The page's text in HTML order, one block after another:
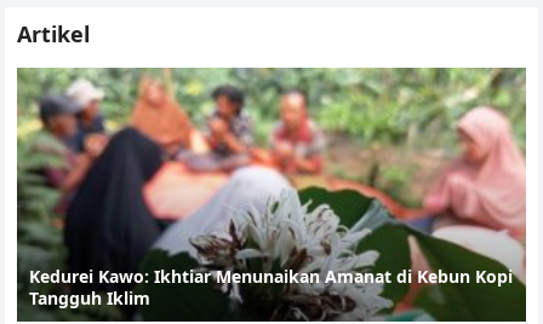
p
k n
sl
at
e
Artikel
Kedurei Kawo: Ikhtiar Menunaikan Amanat di Kebun Kopi
Tangguh Iklim